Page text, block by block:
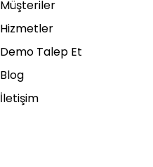
Müşteriler
Hizmetler
Demo Talep Et
Blog
İletişim